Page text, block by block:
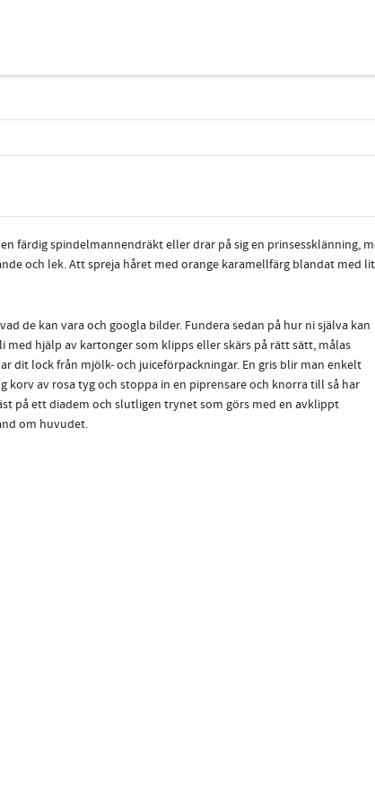
färdig spindelmannendräkt eller drar på sig en prinsessklänning,
och lek. Att spreja håret med orange karamellfärg blandat med
de kan vara och googla bilder. Fundera sedan på hur ni själva kan
med hjälp av kartonger som klipps eller skärs på rätt sätt, målas
dit lock från mjölk- och juiceförpackningar. En gris blir man enkelt
korv av rosa tyg och stoppa in en piprensare och knorra till så har
på ett diadem och slutligen trynet som görs med en avklippt
om huvudet.